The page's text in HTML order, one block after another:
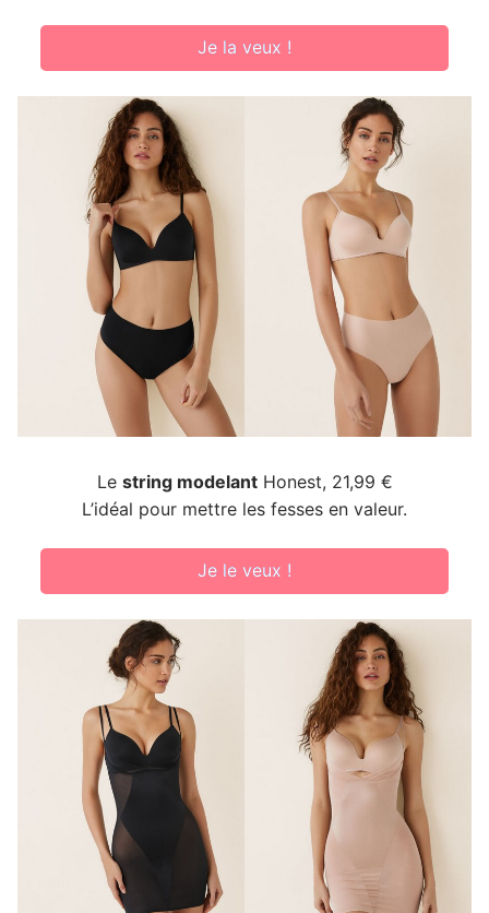
Je la veux !
Le string modelantHonest, 21,99 €
L’idéal pour mettre les fesses en valeur.
Je le veux !